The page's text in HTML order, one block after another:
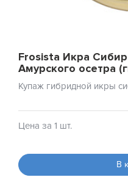
Frosista Икра
Амурского осетра
Купаж гибридной икры
Цена за 1 шт.
В